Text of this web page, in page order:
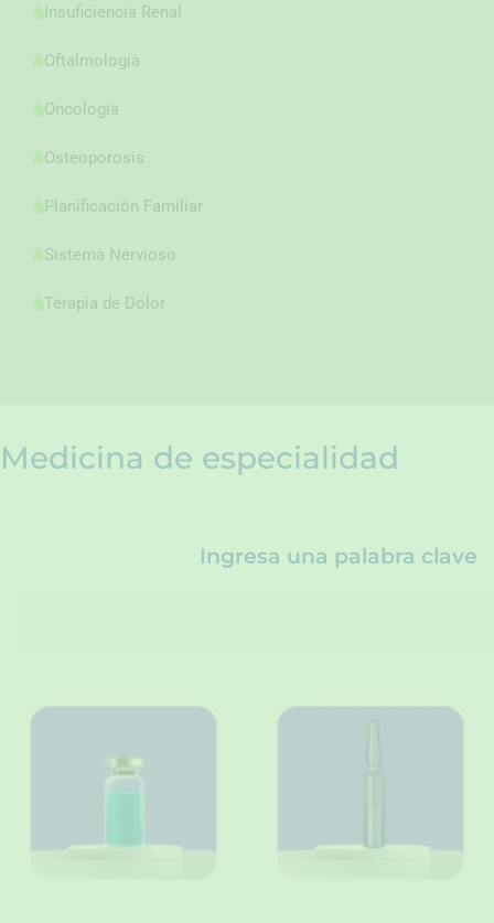
Insuficiencia Renal
Oftalmología
Oncología
Osteoporosis
Planificación Familiar
Sistema Nervioso
Terapia de Dolor
Medicina de especialidad
Ingresa una palabra clave